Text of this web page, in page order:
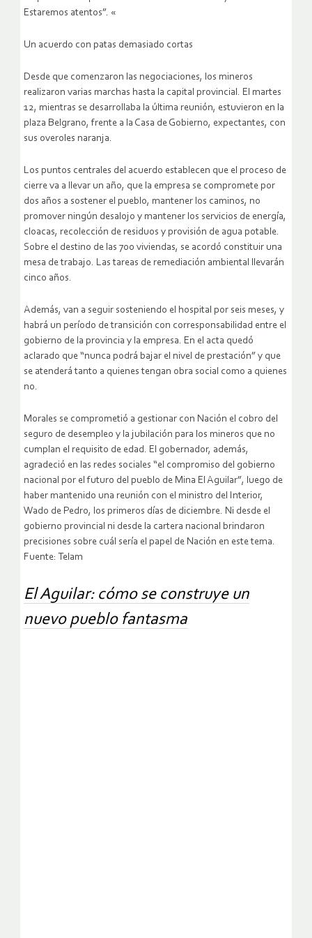
Estaremos atentos”. «
Un acuerdo con patas demasiado cortas
Desde que comenzaron las negociaciones, los mineros
realizaron varias marchas hasta la capital provincial. El martes
12, mientras se desarrollaba la última reunión, estuvieron en la
plaza Belgrano, frente a la Casa de Gobierno, expectantes, con
sus overoles naranja.
Los puntos centrales del acuerdo establecen que el proceso de
cierre va a llevar un año, que la empresa se compromete por
dos años a sostener el pueblo, mantener los caminos, no
promover ningún desalojo y mantener los servicios de energía,
cloacas, recolección de residuos y provisión de agua potable.
Sobre el destino de las 700 viviendas, se acordó constituir una
mesa de trabajo. Las tareas de remediación ambiental llevarán
cinco años.
Además, van a seguir sosteniendo el hospital por seis meses, y
habrá un período de transición con corresponsabilidad entre el
gobierno de la provincia y la empresa. En el acta quedó
aclarado que “nunca podrá bajar el nivel de prestación” y que
se atenderá tanto a quienes tengan obra social como a quienes
no.
Morales se comprometió a gestionar con Nación el cobro del
seguro de desempleo y la jubilación para los mineros que no
cumplan el requisito de edad. El gobernador, además,
agradeció en las redes sociales “el compromiso del gobierno
nacional por el futuro del pueblo de Mina El Aguilar”, luego de
haber mantenido una reunión con el ministro del Interior,
Wado de Pedro, los primeros días de diciembre. Ni desde el
gobierno provincial ni desde la cartera nacional brindaron
precisiones sobre cuál sería el papel de Nación en este tema.
Fuente: Telam
El Aguilar: cómo se construye un
nuevo pueblo fantasma